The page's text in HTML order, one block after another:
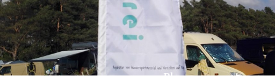
Planen -